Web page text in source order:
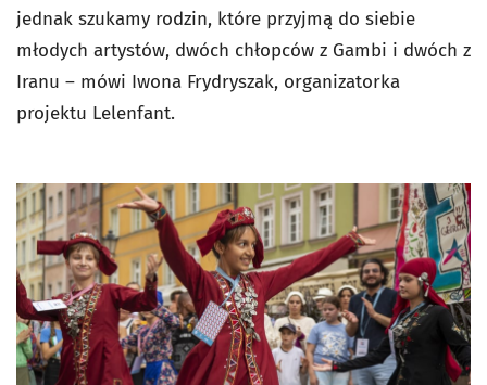
jednak szukamy rodzin, które przyjmą do siebie
młodych artystów, dwóch chłopców z Gambi i dwóch z
Iranu – mówi Iwona Frydryszak, organizatorka
projektu Lelenfant.